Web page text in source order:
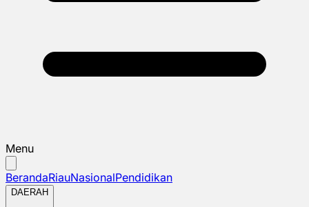
Menu
BerandaRiauNasionalPendidikan
DAERAH